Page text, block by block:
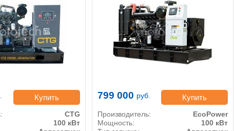
Купить
CTG
100 кВт
799 000 руб. Купить
Производитель:
EcoPower
Мощность:
100 кВт